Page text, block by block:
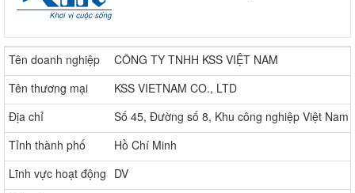
Tên doanh nghiệp
CÔNG TY TNHH KSS VIỆT NAM
Tên thương mại
KSS VIETNAM CO., LTD
Địa chỉ
Số 45, Đường số 8, Khu công nghiệp Việt
Tỉnh thành phố
Hồ Chí Minh
Lĩnh vực hoạt động DV